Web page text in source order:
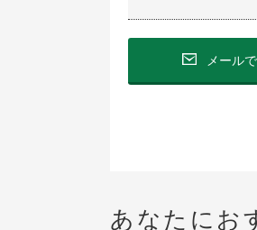
メール
あなたにお